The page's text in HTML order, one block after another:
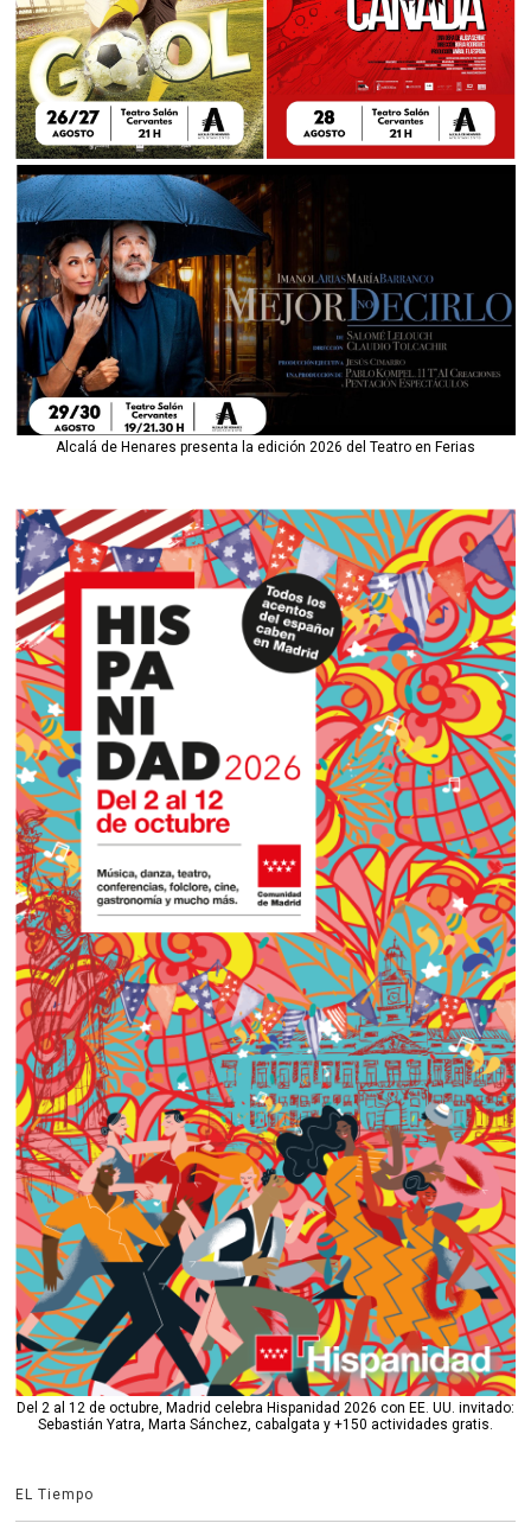
Alcalá de Henares presenta la edición 2026 del Teatro en Ferias
Del 2 al 12 de octubre, Madrid celebra Hispanidad 2026 con EE. UU. invitado:
Sebastián Yatra, Marta Sánchez, cabalgata y +150 actividades gratis.
EL Tiempo